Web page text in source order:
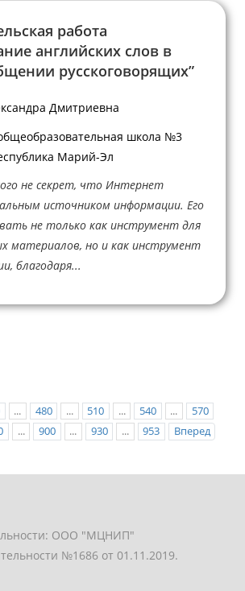
работа
английских слов в
русскоговорящих”
Дмитриевна
школа №3
Марий-Эл
не секрет, что Интернет
источником информации. Его
не только как инструмент для
материалов, но и как инструмент
благодаря...
... 480 ... 510 ... 540 ...
570
... 900 ... 930 ... 953 Вперед
ООО "МЦНИП"
№1686 от 01.11.2019.